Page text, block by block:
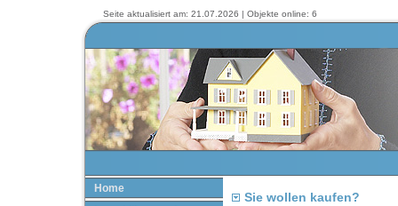
Seite aktualisiert am: 21.07.2026 | Objekte online: 6
Home
Sie wollen kaufen?